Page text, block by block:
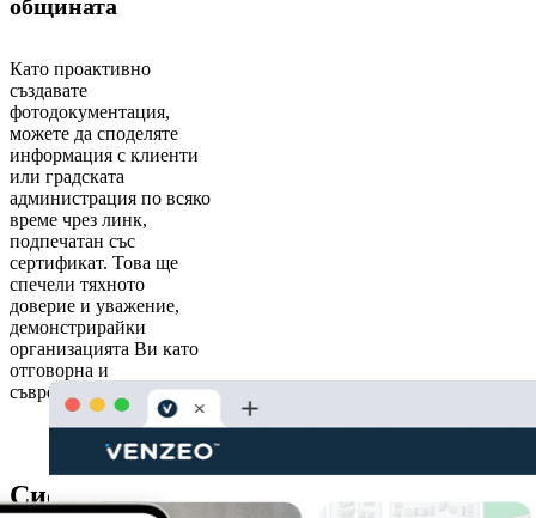
общината
Като проактивно
създавате
фотодокументация,
можете да споделяте
информация с клиенти
или градската
администрация по всяко
време чрез линк,
подпечатан със
сертификат. Това ще
спечели тяхното
доверие и уважение,
демонстрирайки
организацията Ви като
отговорна и
съвременна.
Системата Venzeo™